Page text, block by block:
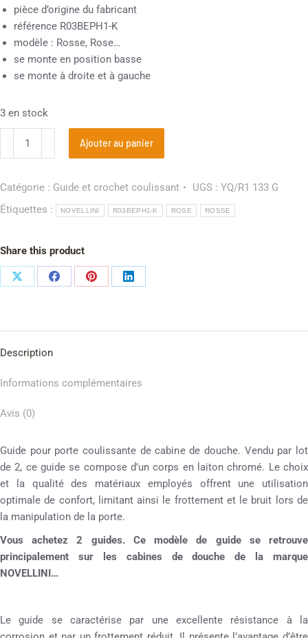
pièce d’origine du fabricant
référence R03BEPH1-K
modèle : Rosse, Rose…
se monte en position basse
se monte à droite et à gauche
3 en stock
Ajouter au panier
Catégorie : Guide et crochet coulissant UGS : YQ/R1 133 G
Étiquettes :
NOVELLINI R03BEPH1-K ROSE ROSSE
Share this product
Description
Informations complémentaires
Avis (0)
Guide pour porte coulissante de cabine de douche. Vendu par lot
de 2, ce guide se compose d’un corps en laiton chromé. Le choix
et la qualité des matériaux employés offrent une utilisation
optimale de confort, limitant ainsi le frottement et le bruit lors de
la manipulation de la porte.
Vous achetez 2 guides. Ce modèle de guide se retrouve
principalement sur les cabines de douche de la marque
NOVELLINI…
Le guide se caractérise par une excellente résistance à la